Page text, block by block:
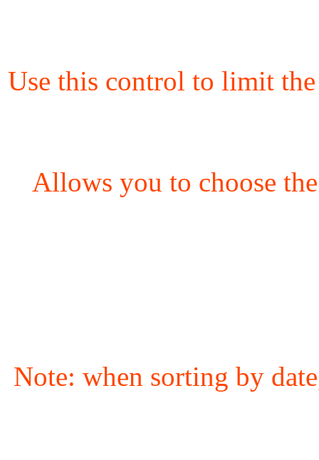
Use this control to limit
Allows you to choose
Note: when sorting by